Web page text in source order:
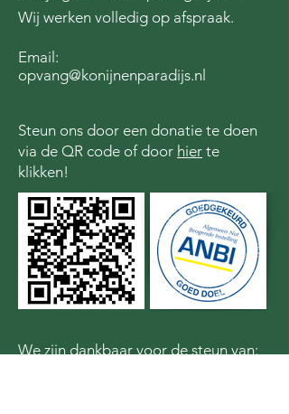
Wij werken volledig op afspraak.
Email:
opvang@konijnenparadijs.nl
Steun ons door een donatie te doen
via de QR code of door hier te
klikken!
We zijn dankbaar voor de steun van: